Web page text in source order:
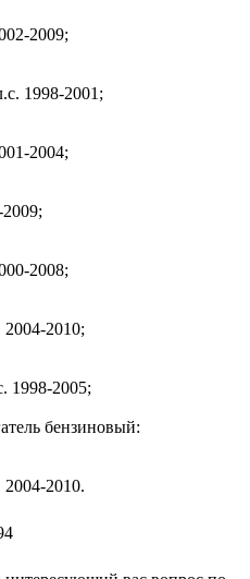
2009;
1998-2001;
2004;
2008;
2010;
1998-2005;
бензиновый:
2010.